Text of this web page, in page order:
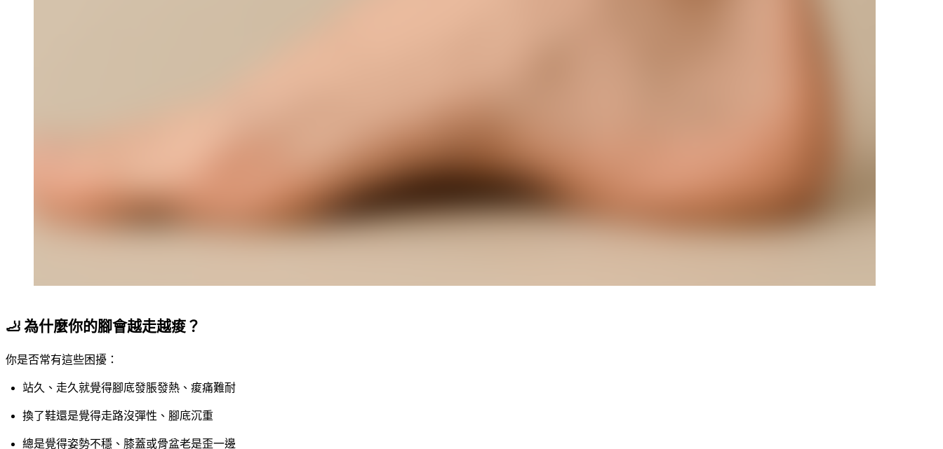
🦶 為什麼你的腳會越走越痠？
你是否常有這些困擾：
站久、走久就覺得腳底發脹發熱、痠痛難耐
換了鞋還是覺得走路沒彈性、腳底沉重
總是覺得姿勢不穩、膝蓋或骨盆老是歪一邊